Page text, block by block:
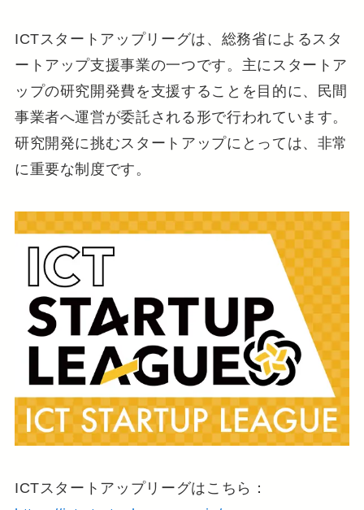
ICTスタートアップリーグは、総務省によるスタ
ートアップ支援事業の一つです。主にスタートア
ップの研究開発費を支援することを目的に、民間
事業者へ運営が委託される形で行われています。
研究開発に挑むスタートアップにとっては、非常
に重要な制度です。
ICTスタートアップリーグはこちら：